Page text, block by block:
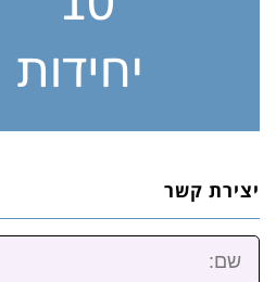
יצירת קשר
שם: